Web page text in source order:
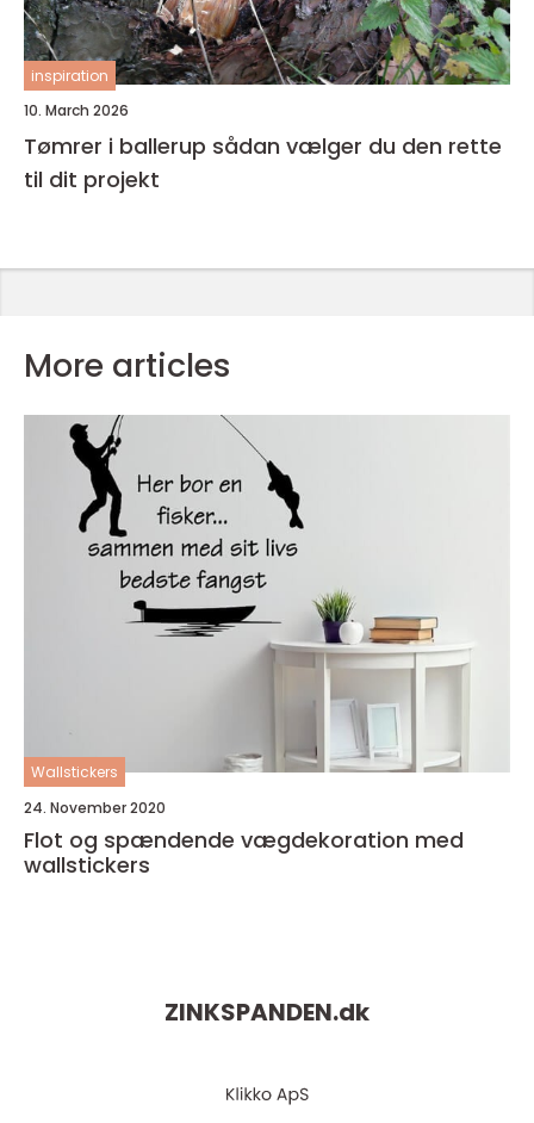
inspiration
10. March 2026
Tømrer i ballerup sådan vælger du den rette
til dit projekt
More articles
Wallstickers
24. November 2020
Flot og spændende vægdekoration med
wallstickers
ZINKSPANDEN.dk